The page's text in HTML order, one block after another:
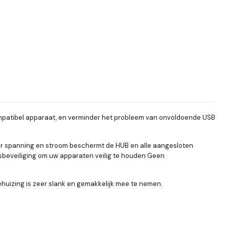
apparaat, en verminder het probleem van onvoldoende USB
en stroom beschermt de HUB en alle aangesloten
om uw apparaten veilig te houden Geen
is zeer slank en gemakkelijk mee te nemen.